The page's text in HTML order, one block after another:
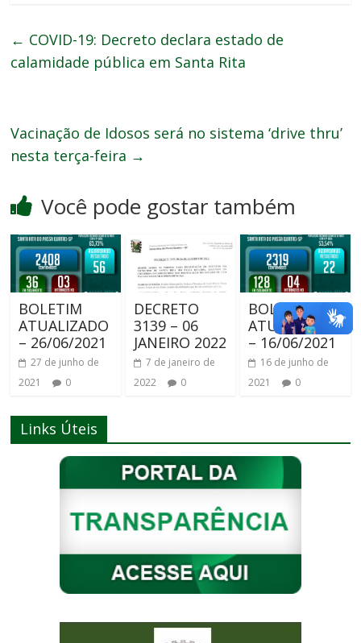
← COVID-19: Decreto declara estado de
calamidade pública em Santa Rita
Vacinação de Idosos será no sistema ‘drive thru’
nesta terça-feira →
Você pode gostar também
BOLETIM
ATUALIZADO
– 26/06/2021
27 de junho de
2021
0
DECRETO
3139 – 06
JANEIRO 2022
7 de janeiro de
2022
0
BOLETIM
ATUALIZADO
– 16/06/2021
16 de junho de
2021
0
Links Úteis